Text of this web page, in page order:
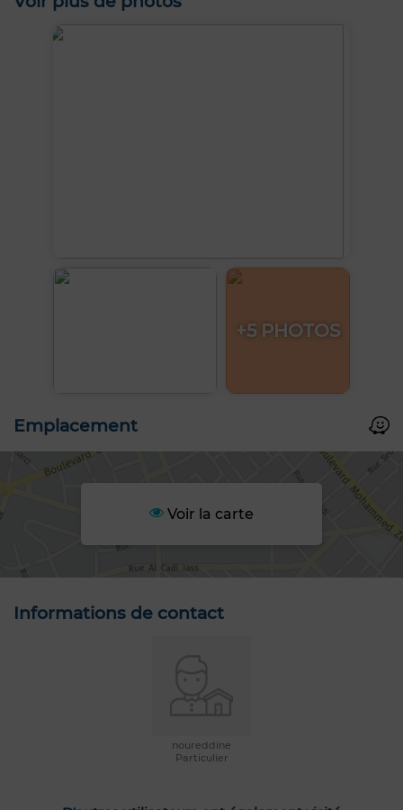
+5 PHOTOS
Emplacement
Voir la carte
Informations de contact
noureddine
Particulier